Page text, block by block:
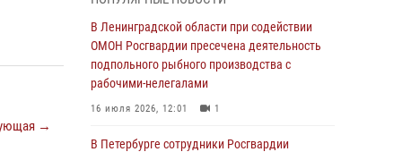
→
В Красносельском районе наряд Росгвардии
задержал правонарушителя, угрожавшего 17-
летнему подростку травматическим оружием
06 августа 2026, 13:39
оперативно задержали хулигана,
В Ленинградской области при содействии
ОМОН Росгвардии пресечена деятельность
подпольного рыбного производства с
рабочими-нелегалами
16 июля 2026, 12:01 1
В Петербурге сотрудники Росгвардии